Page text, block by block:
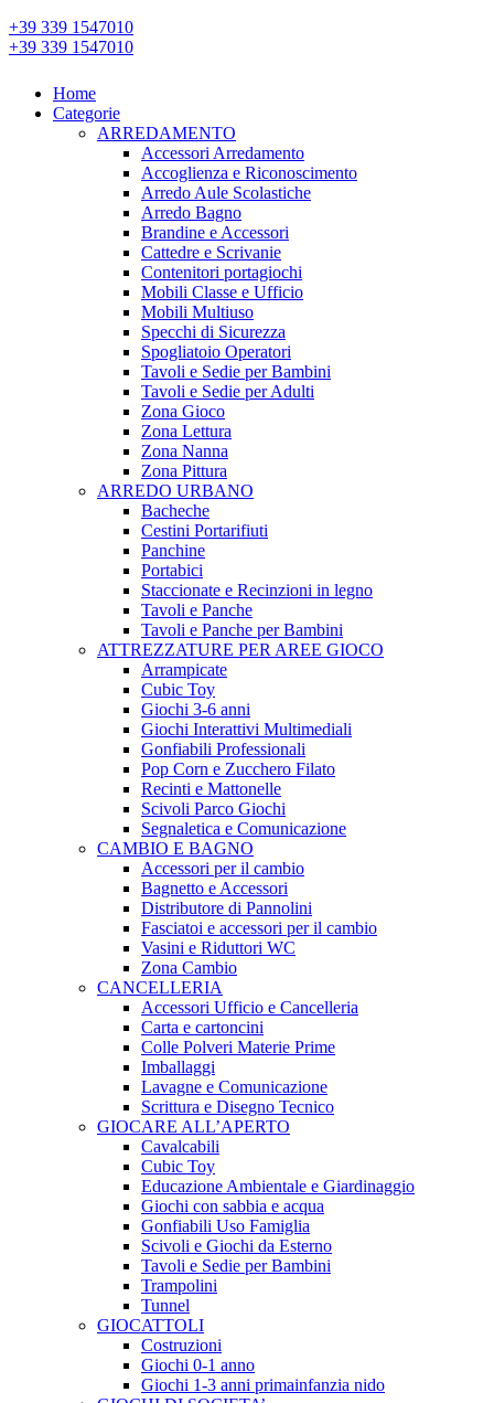
+39 339 1547010
+39 339 1547010
Home
Categorie
ARREDAMENTO
Accessori Arredamento
Accoglienza e Riconoscimento
Arredo Aule Scolastiche
Arredo Bagno
Brandine e Accessori
Cattedre e Scrivanie
Contenitori portagiochi
Mobili Classe e Ufficio
Mobili Multiuso
Specchi di Sicurezza
Spogliatoio Operatori
Tavoli e Sedie per Bambini
Tavoli e Sedie per Adulti
Zona Gioco
Zona Lettura
Zona Nanna
Zona Pittura
ARREDO URBANO
Bacheche
Cestini Portarifiuti
Panchine
Portabici
Staccionate e Recinzioni in legno
Tavoli e Panche
Tavoli e Panche per Bambini
ATTREZZATURE PER AREE GIOCO
Arrampicate
Cubic Toy
Giochi 3-6 anni
Giochi Interattivi Multimediali
Gonfiabili Professionali
Pop Corn e Zucchero Filato
Recinti e Mattonelle
Scivoli Parco Giochi
Segnaletica e Comunicazione
CAMBIO E BAGNO
Accessori per il cambio
Bagnetto e Accessori
Distributore di Pannolini
Fasciatoi e accessori per il cambio
Vasini e Riduttori WC
Zona Cambio
CANCELLERIA
Accessori Ufficio e Cancelleria
Carta e cartoncini
Colle Polveri Materie Prime
Imballaggi
Lavagne e Comunicazione
Scrittura e Disegno Tecnico
GIOCARE ALL’APERTO
Cavalcabili
Cubic Toy
Educazione Ambientale e Giardinaggio
Giochi con sabbia e acqua
Gonfiabili Uso Famiglia
Scivoli e Giochi da Esterno
Tavoli e Sedie per Bambini
Trampolini
Tunnel
GIOCATTOLI
Costruzioni
Giochi 0-1 anno
Giochi 1-3 anni primainfanzia nido